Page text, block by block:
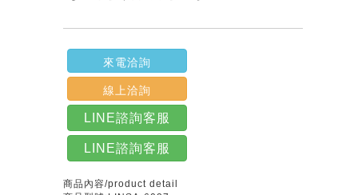
來電洽詢
線上洽詢
LINE諮詢客服
LINE諮詢客服
商品內容/product detail